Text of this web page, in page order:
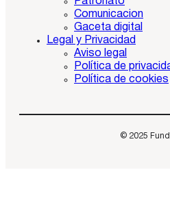
Comunicacion
Gaceta digital
Legal y Privacidad
Aviso legal
Política de
Política de cookies
© 2025